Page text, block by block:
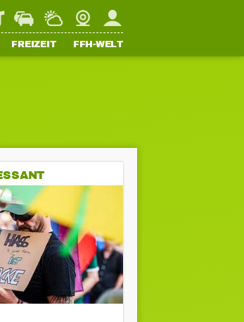
StaupilotWetterWebcamMein FFH
FREIZEIT FFH-WELT